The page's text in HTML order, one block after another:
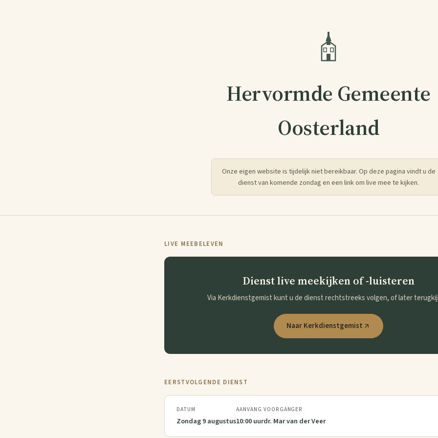
Hervormde Gemeente
Oosterland
Onze eigen website is tijdelijk niet bereikbaar. Op deze pagina vindt u de
dienst van komende zondag en een link om live mee te kijken.
LIVE MEEBELEVEN
Dienst live meekijken of -luisteren
Via Kerkdienstgemist kunt u de dienst rechtstreeks volgen, of later
Naar Kerkdienstgemist
EERSTVOLGENDE DIENST
DATUM
Zondag 9 augustus
AANVANG
10:00 uur
VOORGANGER
dr. Mar van der Veer